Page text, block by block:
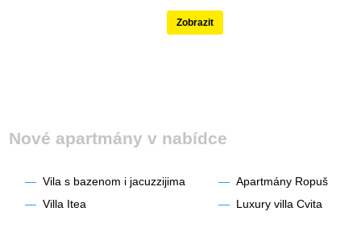
Zobrazit
Nové apartmány v nabídce
— Vila s bazenom i jacuzzijima
— Villa Itea
— Apartmány Ropuš
— Luxury villa Cvita